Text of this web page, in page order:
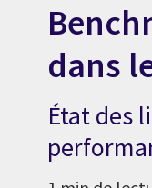
dans
État des